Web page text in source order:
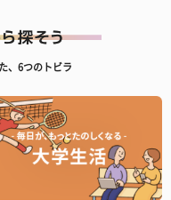
、6つのトビラ